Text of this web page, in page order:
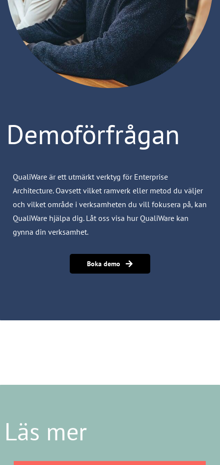
Demoförfrågan
QualiWare är ett utmärkt verktyg för Enterprise
Architecture. Oavsett vilket ramverk eller metod du väljer
och vilket område i verksamheten du vill fokusera på, kan
QualiWare hjälpa dig. Låt oss visa hur QualiWare kan
gynna din verksamhet.
Boka demo